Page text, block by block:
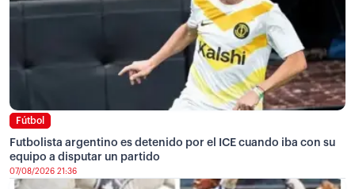
Fútbol
Futbolista argentino es detenido por el ICE cuando iba con su
equipo a disputar un partido
07/08/2026 21:36